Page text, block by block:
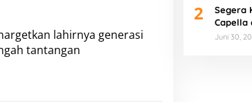
lahirnya generasi
tantangan
2
Segera
Capella
Juni 30,